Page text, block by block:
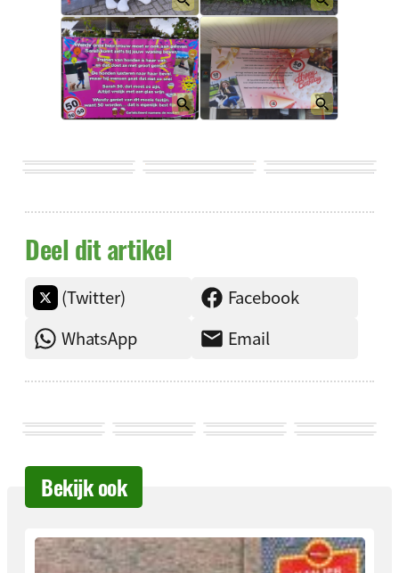
Deel dit artikel
(Twitter)
Facebook
WhatsApp
Email
Bekijk ook